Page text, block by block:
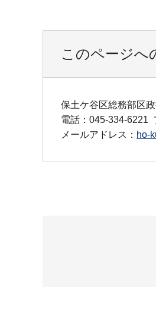
このページへ
保土ケ谷区総務部区
電話：045-334-6221
メールアドレス： ho-